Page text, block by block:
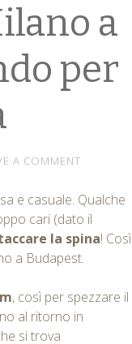
a
per
A COMMENT
e casuale. Qualche
cari (dato il
la spina! Così
a Budapest.
, così per spezzare il
al ritorno in
si trova